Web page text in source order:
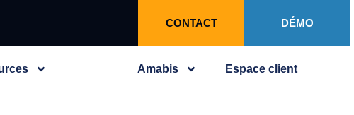
CONTACT DÉMO
Amabis Espace client